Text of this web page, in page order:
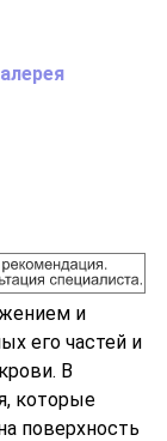
и
его частей и
В
которые
поверхность